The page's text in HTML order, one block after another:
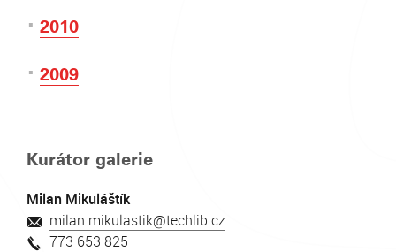
2010
2009
Kurátor galerie
Milan Mikuláštík
milan.mikulastik@techlib.cz
773 653 825